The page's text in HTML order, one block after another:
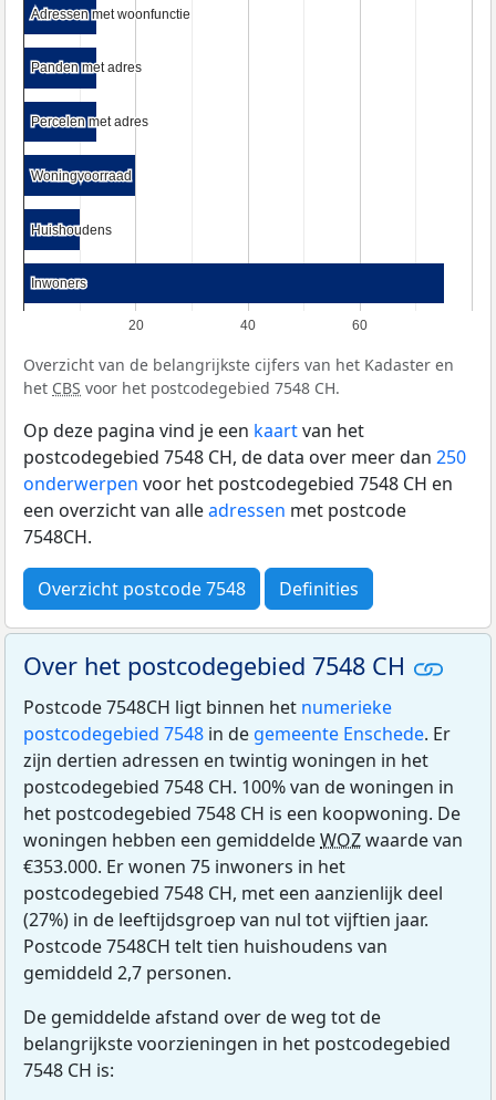
20 40 60
Adressen met woonfunctie
Adressen met woonfunctie
Panden met adres
Panden met adres
Percelen met adres
Percelen met adres
Woningvoorraad
Woningvoorraad
Huishoudens
Huishoudens
Inwoners
Inwoners
Overzicht van de belangrijkste cijfers van het Kadaster en
het CBS voor het postcodegebied 7548 CH.
Op deze pagina vind je een kaartvan het
postcodegebied 7548 CH, de data over meer dan 250
onderwerpen voor het postcodegebied 7548 CH en
een overzicht van alleadressen met postcode
7548CH.
Overzicht postcode 7548 Definities
Over het postcodegebied 7548 CH
Postcode 7548CH ligt binnen het numerieke
postcodegebied 7548 in de gemeente Enschede. Er
zijn dertien adressen en twintig woningen in het
postcodegebied 7548 CH. 100% van de woningen in
het postcodegebied 7548 CH is een koopwoning. De
woningen hebben een gemiddeldeWOZwaarde van
€353.000. Er wonen 75 inwoners in het
postcodegebied 7548 CH, met een aanzienlijk deel
(27%) in de leeftijdsgroep van nul tot vijftien jaar.
Postcode 7548CH telt tien huishoudens van
gemiddeld 2,7 personen.
De gemiddelde afstand over de weg tot de
belangrijkste voorzieningen in het postcodegebied
7548 CH is: